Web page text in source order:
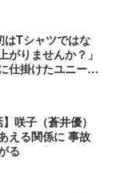
はTシャツではな
がりませんか？」
仕掛けたユニーク
える関係に 事故
る